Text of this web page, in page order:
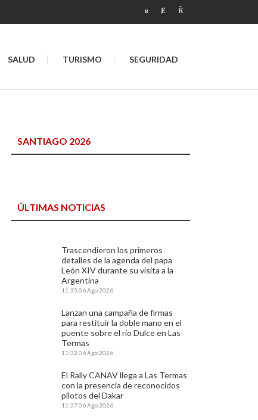
SALUD TURISMO SEGURIDAD
SANTIAGO 2026
ÚLTIMAS NOTICIAS
Trascendieron los primeros
detalles de la agenda del papa
León XIV durante su visita a la
Argentina
11:35 06 Ago 2026
Lanzan una campaña de firmas
para restituir la doble mano en el
puente sobre el río Dulce en Las
Termas
11:32 06 Ago 2026
El Rally CANAV llega a Las Termas
con la presencia de reconocidos
pilotos del Dakar
11:2706 Ago 2026